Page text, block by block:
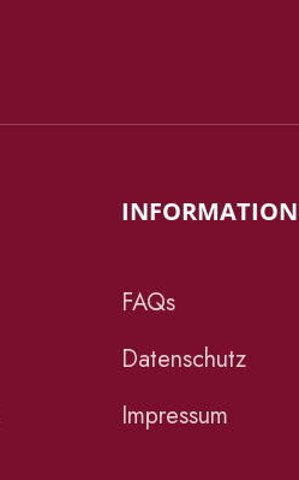
FAQs
Datenschutz
Impressum